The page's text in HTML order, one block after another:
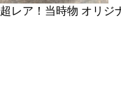
超レア！当時物 オリジ